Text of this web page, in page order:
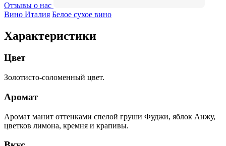
Отзывы о нас
Вино Италия Белое сухое вино
Характеристики
Цвет
Золотисто-соломенный цвет.
Аромат
Аромат манит оттенками спелой груши Фуджи, яблок Анжу,
цветков лимона, кремня и крапивы.